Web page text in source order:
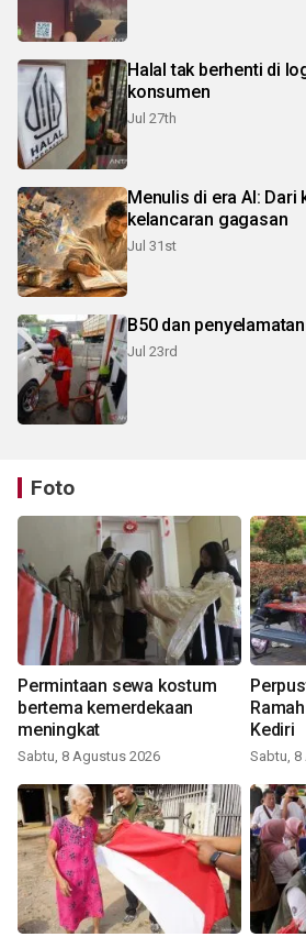
Halal tak berhenti di
konsumen
Jul 27th
Menulis di era AI: Dari
kelancaran gagasan
Jul 31st
B50 dan
Jul 23rd
Foto
Permintaan sewa kostum
bertema kemerdekaan
meningkat
Sabtu, 8 Agustus 2026
Kediri
Sabtu,